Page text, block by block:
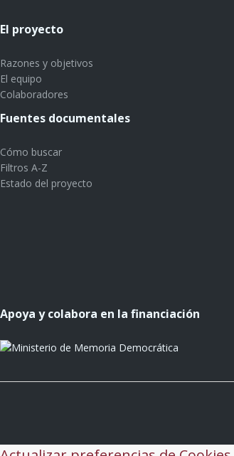
El proyecto
Razones y objetivos
El equipo
Colaboradores
Fuentes documentales
Cómo buscar
Filtros A-Z
Estado del proyecto
Apoya y colabora en la financiación